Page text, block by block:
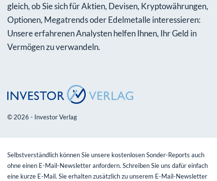
gleich, ob Sie sich für Aktien, Devisen, Kryptowährungen,
Optionen, Megatrends oder Edelmetalle interessieren:
Unsere erfahrenen Analysten helfen Ihnen, Ihr Geld in
Vermögen zu verwandeln.
© 2026 - Investor Verlag
Selbstverständlich können Sie unsere kostenlosen Sonder-Reports auch
ohne einen E-Mail-Newsletter anfordern. Schreiben Sie uns dafür einfach
eine kurze E-Mail. Sie erhalten zusätzlich zu unserem E-Mail-Newsletter